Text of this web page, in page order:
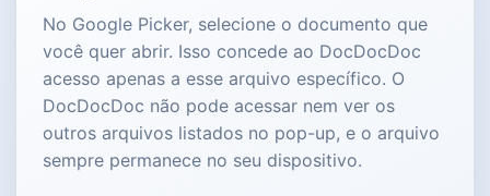
No Google Picker, selecione o documento que
você quer abrir. Isso concede ao DocDocDoc
acesso apenas a esse arquivo específico. O
DocDocDoc não pode acessar nem ver os
outros arquivos listados no pop-up, e o arquivo
sempre permanece no seu dispositivo.